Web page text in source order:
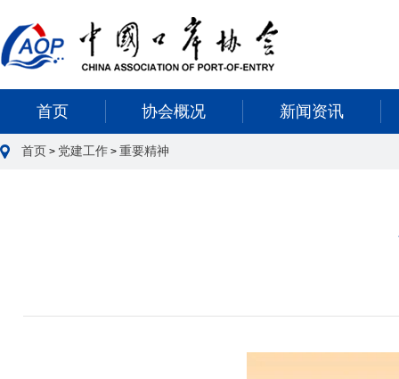
首页 协会概况 新闻资讯
首页 > 党建工作 > 重要精神